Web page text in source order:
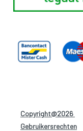
Copyright@2026
Gebruikersrechten